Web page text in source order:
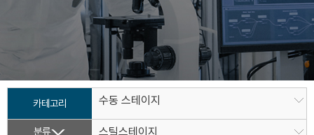
카테고리 수동 스테이지
분류
스틸스테이지